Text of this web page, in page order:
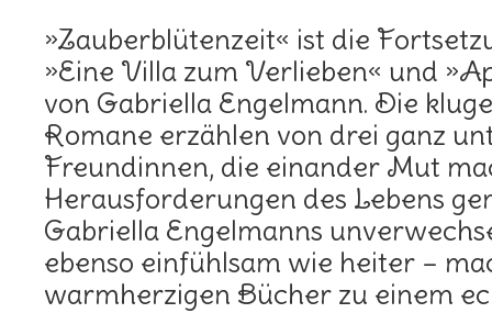
»Zauberblütenzeit« ist die
»Eine Villa zum Verlieben« und
von Gabriella Engelmann. Die
Romane erzählen von drei ganz
Freundinnen, die einander Mut
Herausforderungen des Lebens
Gabriella Engelmanns
ebenso einfühlsam wie heiter –
warmherzigen Bücher zu einem